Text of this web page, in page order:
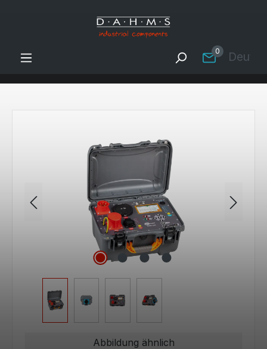
Zum Hauptinhalt springen
0
Bildergalerie überspringen
Abbildung ähnlich